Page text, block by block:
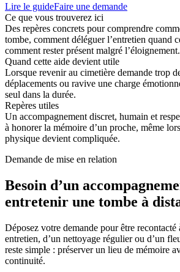
Lire le guideFaire une demande
Ce que vous trouverez ici
Des repères concrets pour comprendre
tombe, comment déléguer l’entretien quand
comment rester présent malgré l’éloignement.
Quand cette aide devient utile
Lorsque revenir au cimetière demande trop
déplacements ou ravive une charge
seul dans la durée.
Repères utiles
Un accompagnement discret, humain et
à honorer la mémoire d’un proche, même
physique devient compliquée.
Demande de mise en relation
Besoin d’un
entretenir une tombe à
Déposez votre demande pour être recontacté
entretien, d’un nettoyage régulier ou d’un
reste simple : préserver un lieu de mémoire
continuité.